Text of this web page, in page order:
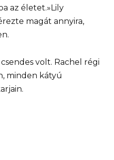
az életet.»Lily
magát annyira,
volt. Rachel régi
minden kátyú